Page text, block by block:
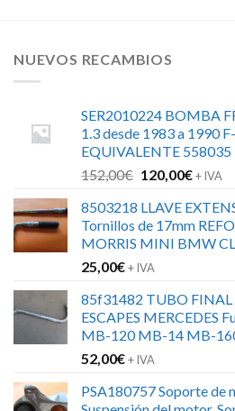
NUEVOS RECAMBIOS
SER2010224 BOMBA
1.3 desde 1983 a 1990
EQUIVALENTE 558035
152,00€ El
original
era:
152,00€.
120,00€El
actual
es:
+ IVA
8503218 LLAVE
Tornillos de 17mm
MORRIS MINI BMW
25,00€+ IVA
85f31482 TUBO FINAL
ESCAPES MERCEDES
MB-120 MB-14 MB-
52,00€+ IVA
PSA180757 Soporte de